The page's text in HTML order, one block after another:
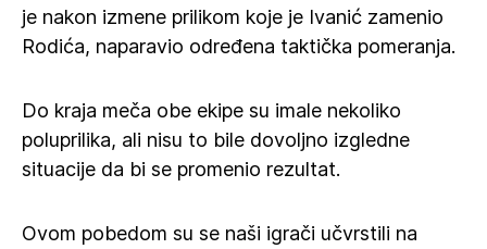
je nakon izmene prilikom koje je Ivanić zamenio
Rodića, naparavio određena taktička pomeranja.
Do kraja meča obe ekipe su imale nekoliko
poluprilika, ali nisu to bile dovoljno izgledne
situacije da bi se promenio rezultat.
Ovom pobedom su se naši igrači učvrstili na